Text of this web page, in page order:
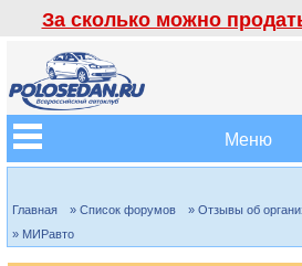
За сколько можно
Меню
Главная » Список форумов » Отзывы об
» МИРавто